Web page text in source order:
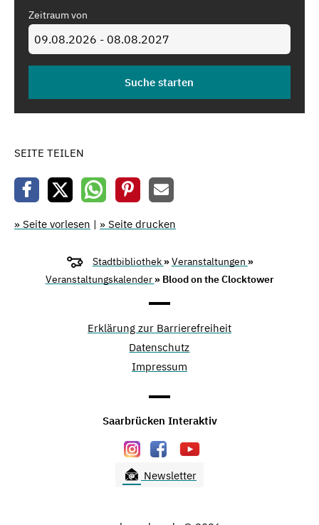
Zeitraum von
SEITE TEILEN
» Seite vorlesen | » Seite drucken
Stadtbibliothek »Veranstaltungen »
Veranstaltungskalender » Blood on the Clocktower
Erklärung zur Barrierefreiheit
Datenschutz
Impressum
Saarbrücken Interaktiv
Newsletter